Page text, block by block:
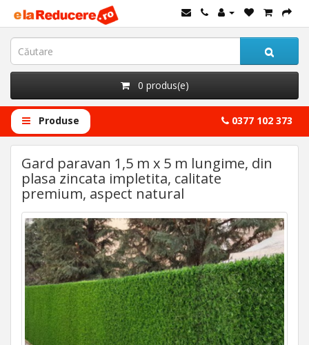
0 produs(e)
Produse 0377 102 373
Gard paravan 1,5 m x 5 m lungime, din
plasa zincata impletita, calitate
premium, aspect natural